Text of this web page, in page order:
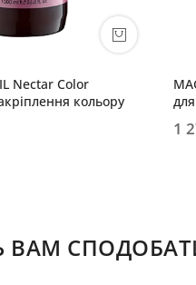
Nectar Color
кольору
1
ВАМ